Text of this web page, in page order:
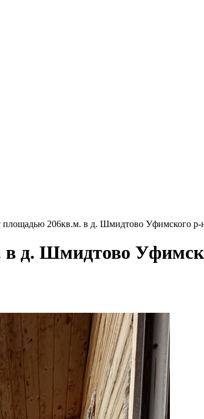
площадью 206кв.м. в д. Шмидтово Уфимского р-
д. Шмидтово